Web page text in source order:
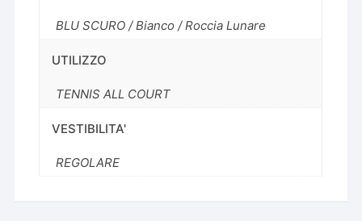
BLU SCURO / Bianco / Roccia Lunare
UTILIZZO
TENNIS ALL COURT
VESTIBILITA'
REGOLARE